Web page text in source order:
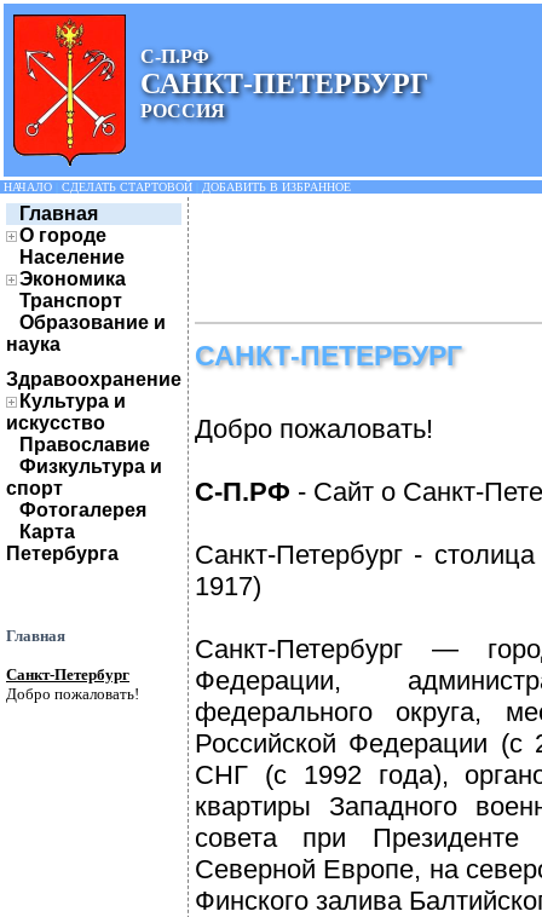
С-П.РФ
САНКТ-ПЕТЕРБУРГ
РОССИЯ
НАЧАЛО СДЕЛАТЬ СТАРТОВОЙ ДОБАВИТЬ В ИЗБРАННОЕ
Главная
О городе
Население
Экономика
Транспорт
Образование и
наука
Здравоохранение
Культура и
искусство
Православие
Физкультура и
спорт
Фотогалерея
Карта
Петербурга
Главная
Санкт-Петербург
Добро пожаловать!
САНКТ-ПЕТЕРБУРГ
Добро пожаловать!
С-П.РФ - Сайт о Санкт-
Санкт-Петербург -
1917)
Санкт-Петербург —
Федерации,
федерального округа,
Российской Федерации (с
СНГ (с 1992 года),
квартиры Западного
совета при
Северной Европе, на
Финского залива